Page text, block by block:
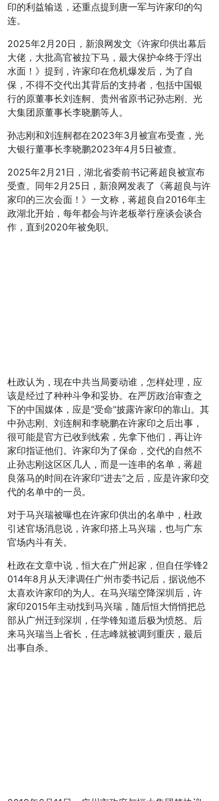
印的利益输送，还重点提到唐一军与许家印的勾
连。
2025年2月20日，新浪网发文《许家印供出幕后
大佬，大批高官被拉下马，最大保护伞终于浮出
水面！》提到，许家印在危机爆发后，为了自
保，不得不交代出其背后的支持者，包括中国银
行的原董事长刘连舸、贵州省原书记孙志刚、光
大集团原董事长李晓鹏等人。
孙志刚和刘连舸都在2023年3月被宣布受查，光
大银行董事长李晓鹏2023年4月5日被查。
2025年2月21日，湖北省委前书记蒋超良被宣布
受查。同年2月25日，新浪网发表了《蒋超良与许
家印的三次会面！》一文称，蒋超良自2016年主
政湖北开始，每年都会与许老板举行座谈会谈合
作，直到2020年被免职。
杜政认为，现在中共当局要动谁，怎样处理，应
该是经过了种种斗争和妥协。在严厉政治审查之
下的中国媒体，应是“受命”披露许家印的靠山。其
中孙志刚、刘连舸和李晓鹏在许家印之后出事，
很可能是官方已收到线索，先拿下他们，再让许
家印指证他们。许家印为了保命，交代的自然不
止孙志刚这区区几人，而是一连串的名单，蒋超
良落马的时间在许家印“进去”之后，应是许家印交
代的名单中的一员。
对于马兴瑞被曝也在许家印供出的名单中，杜政
引述官场消息说，许家印搭上马兴瑞，也与广东
官场内斗有关。
杜政在文章中说，恒大在广州起家，但自任学锋2
014年8月从天津调任广州市委书记后，据说他不
太喜欢许家印的为人。在马兴瑞空降深圳后，许
家印2015年主动找到马兴瑞，随后恒大悄悄把总
部从广州迁到深圳，任学锋知道后极为愤怒。后
来马兴瑞当上省长，任志峰就被调到重庆，最后
出事自杀。